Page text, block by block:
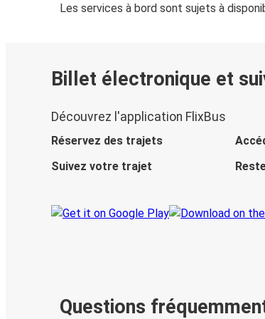
Les services à bord sont sujets à
Billet électronique et
Découvrez l'application FlixBus
Réservez des trajets
Suivez votre trajet
Questions